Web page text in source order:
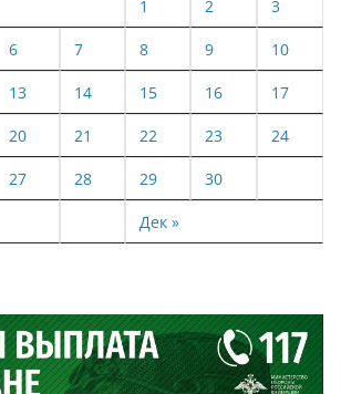
Дек »
1 2 3
6 7 8 9 10
13 14 15 16 17
20 21 22 23 24
27 28 29 30